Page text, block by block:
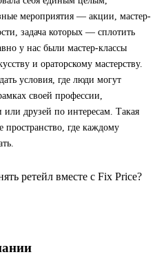
мероприятия — акции, мастер-
задача которых — сплотить
у нас были мастер-классы
и ораторскому мастерству.
условия, где люди могут
своей профессии,
или друзей по интересам. Такая
пространство, где каждому
ретейл вместе с Fix Price?